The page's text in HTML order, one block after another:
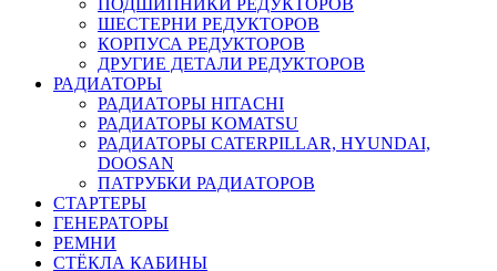
ШЕСТЕРНИ РЕДУКТОРОВ
КОРПУСА РЕДУКТОРОВ
ДРУГИЕ ДЕТАЛИ РЕДУКТОРОВ
РАДИАТОРЫ
РАДИАТОРЫ HITACHI
РАДИАТОРЫ KOMATSU
РАДИАТОРЫ CATERPILLAR, HYUNDAI,
DOOSAN
ПАТРУБКИ РАДИАТОРОВ
СТАРТЕРЫ
ГЕНЕРАТОРЫ
РЕМНИ
СТЁКЛА КАБИНЫ